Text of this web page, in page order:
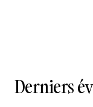
Derniers